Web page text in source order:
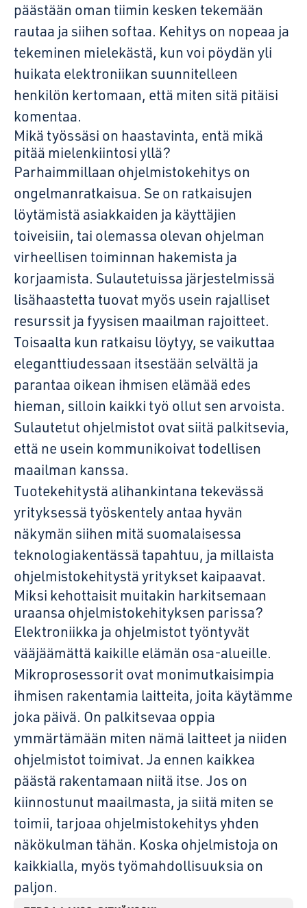
päästään oman tiimin kesken tekemään
rautaa ja siihen softaa. Kehitys on nopeaa ja
tekeminen mielekästä, kun voi pöydän yli
huikata elektroniikan suunnitelleen
henkilön kertomaan, että miten sitä pitäisi
komentaa.
Mikä työssäsi on haastavinta, entä mikä
pitää mielenkiintosi yllä?
Parhaimmillaan ohjelmistokehitys on
ongelmanratkaisua. Se on ratkaisujen
löytämistä asiakkaiden ja käyttäjien
toiveisiin, tai olemassa olevan ohjelman
virheellisen toiminnan hakemista ja
korjaamista. Sulautetuissa järjestelmissä
lisähaastetta tuovat myös usein rajalliset
resurssit ja fyysisen maailman rajoitteet.
Toisaalta kun ratkaisu löytyy, se vaikuttaa
eleganttiudessaan itsestään selvältä ja
parantaa oikean ihmisen elämää edes
hieman, silloin kaikki työ ollut sen arvoista.
Sulautetut ohjelmistot ovat siitä palkitsevia,
että ne usein kommunikoivat todellisen
maailman kanssa.
Tuotekehitystä alihankintana tekevässä
yrityksessä työskentely antaa hyvän
näkymän siihen mitä suomalaisessa
teknologiakentässä tapahtuu, ja millaista
ohjelmistokehitystä yritykset kaipaavat.
Miksi kehottaisit muitakin harkitsemaan
uraansa ohjelmistokehityksen parissa?
Elektroniikka ja ohjelmistot työntyvät
vääjäämättä kaikille elämän osa-alueille.
Mikroprosessorit ovat monimutkaisimpia
ihmisen rakentamia laitteita, joita käytämme
joka päivä. On palkitsevaa oppia
ymmärtämään miten nämä laitteet ja niiden
ohjelmistot toimivat. Ja ennen kaikkea
päästä rakentamaan niitä itse. Jos on
kiinnostunut maailmasta, ja siitä miten se
toimii, tarjoaa ohjelmistokehitys yhden
näkökulman tähän. Koska ohjelmistoja on
kaikkialla, myös työmahdollisuuksia on
paljon.